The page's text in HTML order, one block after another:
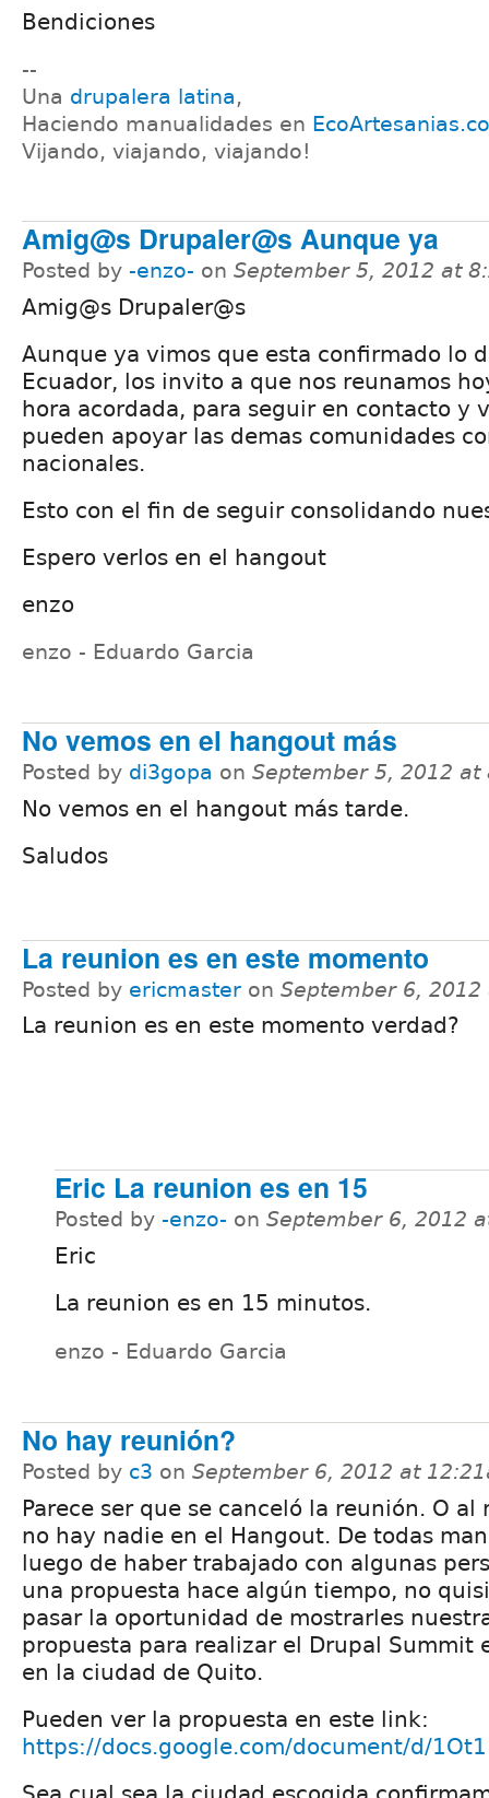
Bendiciones
--
Una drupalera latina,
Haciendo manualidades en
Vijando, viajando, viajando!
Amig@s Drupaler@s Aunque ya
Posted by -enzo- on September 5, 2012 at
Amig@s Drupaler@s
Aunque ya vimos que esta confirmado lo
Ecuador, los invito a que nos reunamos
hora acordada, para seguir en contacto y
pueden apoyar las demas comunidades
nacionales.
Esto con el fin de seguir consolidando
Espero verlos en el hangout
enzo
enzo - Eduardo Garcia
No vemos en el hangout más
Posted by di3gopa on September 5, 2012 at
No vemos en el hangout más tarde.
Saludos
La reunion es en este momento
Posted by ericmaster on September 6,
La reunion es en este momento verdad?
Eric La reunion es en 15
Posted by -enzo- on September 6, 2012
Eric
La reunion es en 15 minutos.
enzo - Eduardo Garcia
No hay reunión?
Posted by c3 on September 6, 2012 at
Parece ser que se canceló la reunión. O al
no hay nadie en el Hangout. De todas
luego de haber trabajado con algunas
una propuesta hace algún tiempo, no
pasar la oportunidad de mostrarles
propuesta para realizar el Drupal Summit
en la ciudad de Quito.
Pueden ver la propuesta en este link:
https://docs.google.com/document/d/